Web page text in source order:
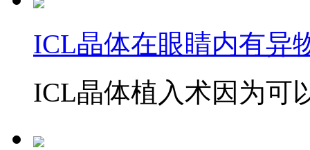
ICL晶体在眼睛内有异
ICL晶体植入术因为可